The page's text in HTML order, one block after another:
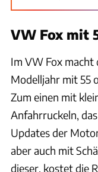
VW Fox mit
Im VW Fox macht
Modelljahr mit 55
Zum einen mit
Anfahrruckeln,
Updates der
aber auch mit
dieser, kostet die